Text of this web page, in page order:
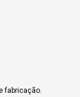
fabricação.